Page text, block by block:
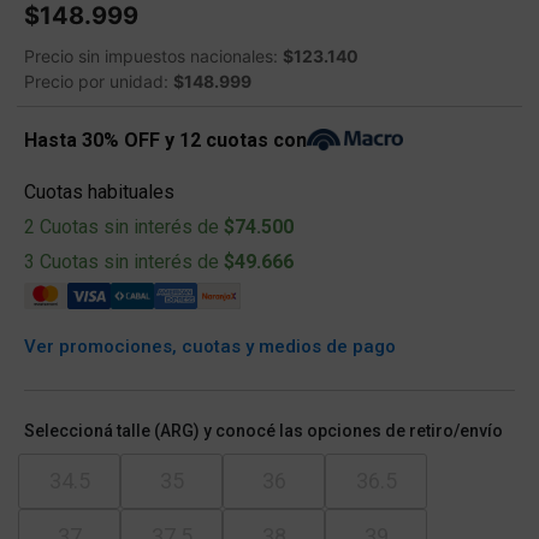
$148.999
Precio sin impuestos nacionales: $123.140
Precio por unidad: $148.999
Hasta 30% OFF y 12 cuotas con
Cuotas habituales
2 Cuotas sin interés de $74.500
3 Cuotas sin interés de $49.666
Ver promociones, cuotas y medios de pago
Seleccioná talle (ARG) y conocé las opciones de retiro/envío